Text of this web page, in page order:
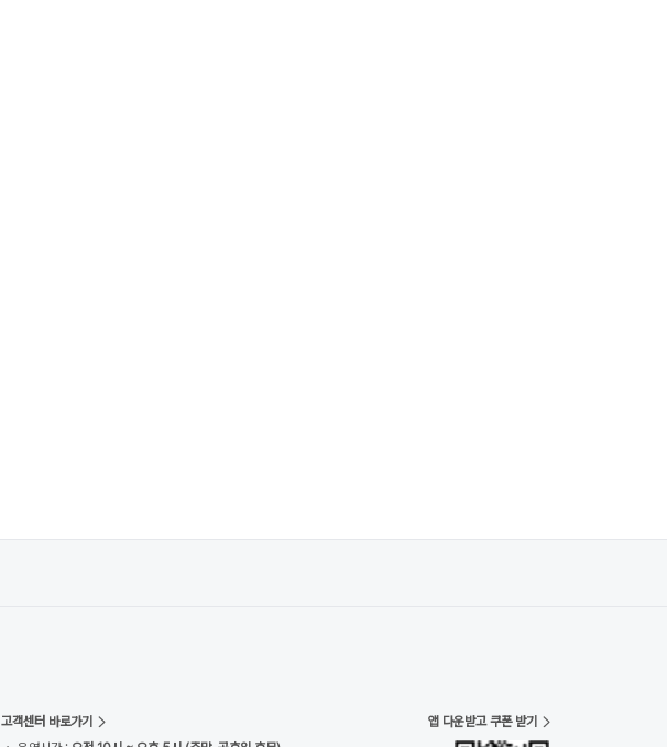
고객센터 바로가기
앱 다운받고 쿠폰 받기